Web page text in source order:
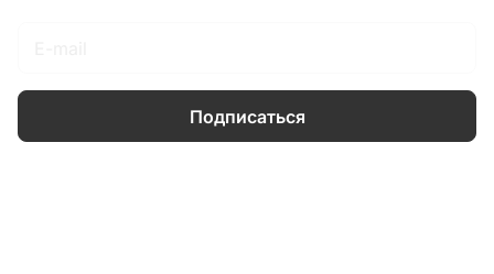
Подписаться